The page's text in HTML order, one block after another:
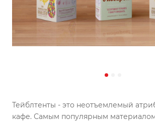
Тейблтенты - это неотъемлемый
кафе. Самым популярным